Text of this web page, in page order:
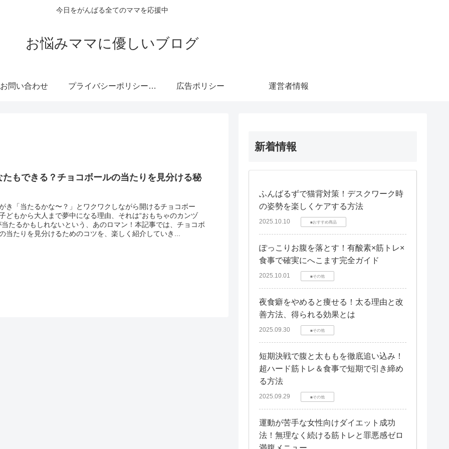
今日をがんばる全てのママを応援中
お悩みママに優しいブログ
お問い合わせ プライバシーポリシー・免責事項 広告ポリシー 運営者情報
たもできる？チョコボールの当たりを見分ける秘
き「当たるかな〜？」とワクワクしながら開けるチョコボー
どもから大人まで夢中になる理由、それは“おもちゃのカンヅ
当たるかもしれないという、あのロマン！本記事では、チョコボ
当たりを見分けるためのコツを、楽しく紹介していき...
新着情報
ふんばるずで猫背対策！デスクワーク時
の姿勢を楽しくケアする方法
2025.10.10 ■おすすめ商品
ぽっこりお腹を落とす！有酸素×筋トレ×
食事で確実にへこます完全ガイド
2025.10.01 ■その他
夜食癖をやめると痩せる！太る理由と改
善方法、得られる効果とは
2025.09.30 ■その他
短期決戦で腹と太ももを徹底追い込み！
超ハード筋トレ＆食事で短期で引き締め
る方法
2025.09.29 ■その他
運動が苦手な女性向けダイエット成功
法！無理なく続ける筋トレと罪悪感ゼロ